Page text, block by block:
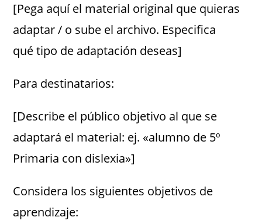
[Pega aquí el material original que quieras
adaptar / o sube el archivo. Especifica
qué tipo de adaptación deseas]
Para destinatarios:
[Describe el público objetivo al que se
adaptará el material: ej. «alumno de 5º
Primaria con dislexia»]
Considera los siguientes objetivos de
aprendizaje: